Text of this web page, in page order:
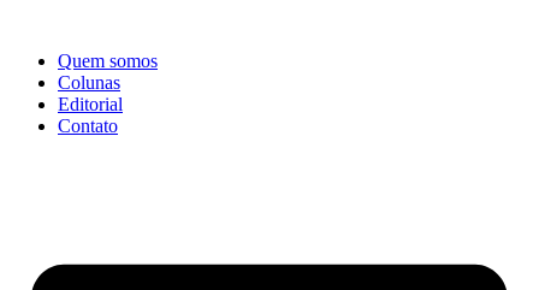
conteúdo
Quem somos
Colunas
Editorial
Contato